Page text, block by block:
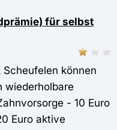
für selbst
Scheufelen können
wiederholbare
- 10 Euro
Euro aktive